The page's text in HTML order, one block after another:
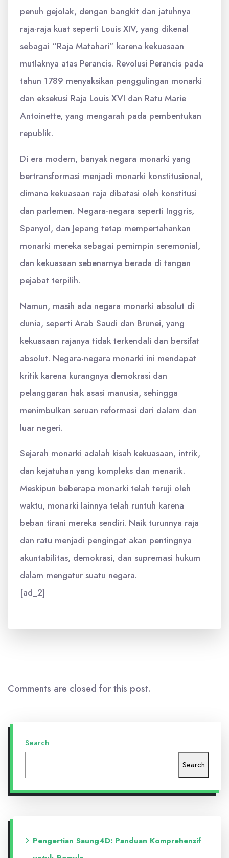
penuh gejolak, dengan bangkit dan jatuhnya
raja-raja kuat seperti Louis XIV, yang dikenal
sebagai “Raja Matahari” karena kekuasaan
mutlaknya atas Perancis. Revolusi Perancis pada
tahun 1789 menyaksikan penggulingan monarki
dan eksekusi Raja Louis XVI dan Ratu Marie
Antoinette, yang mengarah pada pembentukan
republik.
Di era modern, banyak negara monarki yang
bertransformasi menjadi monarki konstitusional,
dimana kekuasaan raja dibatasi oleh konstitusi
dan parlemen. Negara-negara seperti Inggris,
Spanyol, dan Jepang tetap mempertahankan
monarki mereka sebagai pemimpin seremonial,
dan kekuasaan sebenarnya berada di tangan
pejabat terpilih.
Namun, masih ada negara monarki absolut di
dunia, seperti Arab Saudi dan Brunei, yang
kekuasaan rajanya tidak terkendali dan bersifat
absolut. Negara-negara monarki ini mendapat
kritik karena kurangnya demokrasi dan
pelanggaran hak asasi manusia, sehingga
menimbulkan seruan reformasi dari dalam dan
luar negeri.
Sejarah monarki adalah kisah kekuasaan, intrik,
dan kejatuhan yang kompleks dan menarik.
Meskipun beberapa monarki telah teruji oleh
waktu, monarki lainnya telah runtuh karena
beban tirani mereka sendiri. Naik turunnya raja
dan ratu menjadi pengingat akan pentingnya
akuntabilitas, demokrasi, dan supremasi hukum
dalam mengatur suatu negara.
[ad_2]
Comments are closed for this post.
Search
Search
Pengertian Saung4D: Panduan Komprehensif